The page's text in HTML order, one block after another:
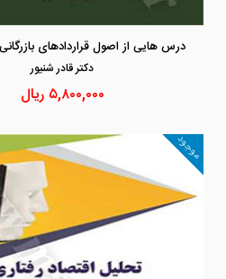
دكتر قادر شنيور
۵,۸۰۰,۰۰۰ ریال
موجود